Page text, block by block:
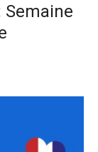
Semaine